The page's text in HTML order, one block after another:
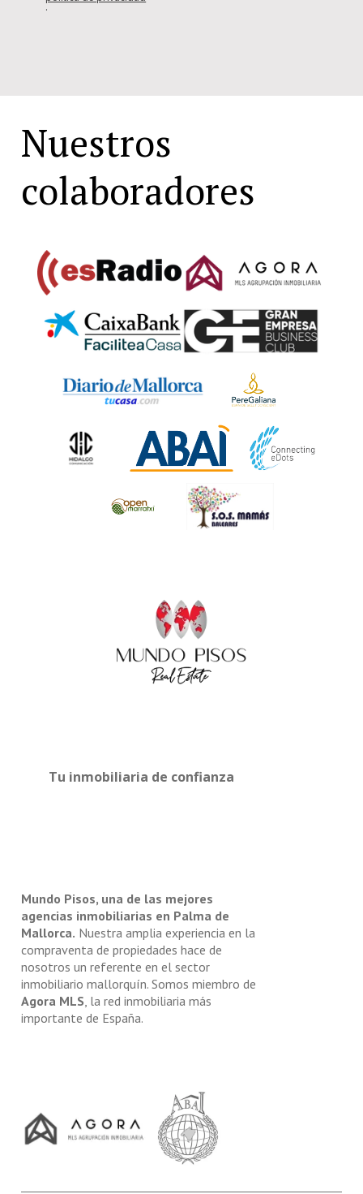
.
Nuestros
colaboradores
Tu inmobiliaria de confianza
Mundo Pisos, una de las mejores
agencias inmobiliarias en Palma de
Mallorca. Nuestra amplia experiencia en la
compraventa de propiedades hace de
nosotros un referente en el sector
inmobiliario mallorquín. Somos miembro de
Agora MLS, la red inmobiliaria más
importante de España.